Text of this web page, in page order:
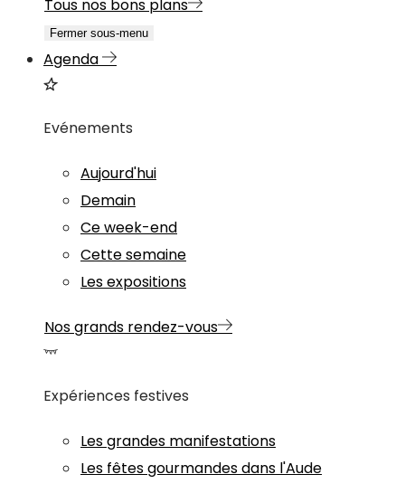
Tous nos bons plans
Fermer sous-menu
Agenda
Evénements
Aujourd'hui
Demain
Ce week-end
Cette semaine
Les expositions
Nos grands rendez-vous
Expériences festives
Les grandes manifestations
Les fêtes gourmandes dans l'Aude